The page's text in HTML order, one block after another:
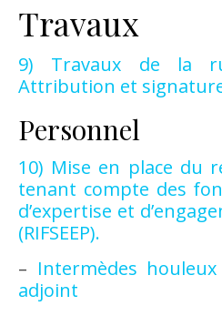
Travaux
9) Travaux de la
Attribution et
Personnel
10) Mise en place du
tenant compte des
d’expertise et
(RIFSEEP).
– Intermèdes
adjoint